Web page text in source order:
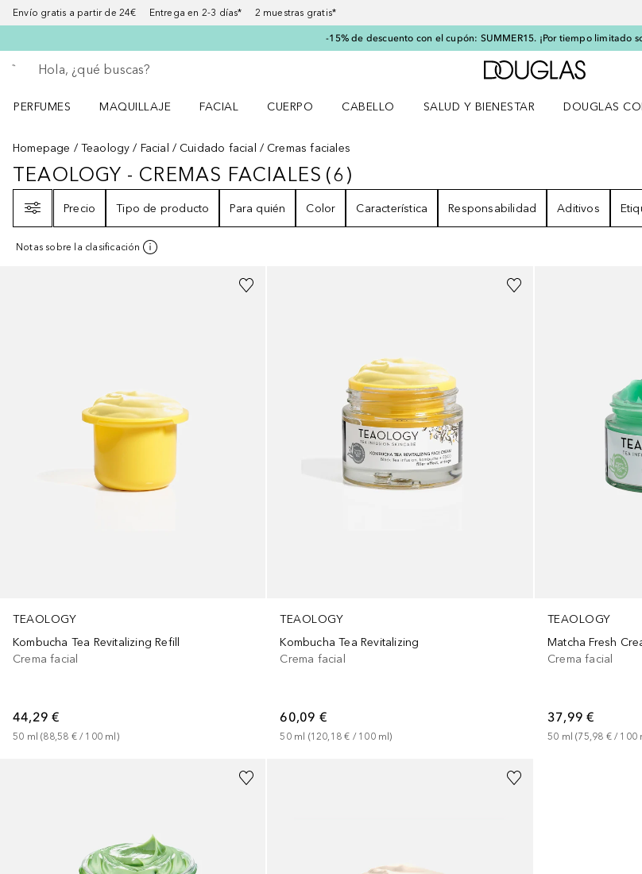
Envío gratis a partir de 24€ Entrega en 2-3 días* 2 muestras gratis*
-15% de descuento con el cupón: SUMMER15. ¡Por tiempo limitado
Regresar
Ejecutar búsqueda
A Douglas
PERFUMES
MAQUILLAJE
FACIAL
CUERPO
CABELLO
SALUD Y BIENESTAR
DOUGLAS
Homepage
Teaology Facial Cuidado facial Cremas faciales
TEAOLOGY - CREMAS FACIALES6RESULTADOS
TEAOLOGY - CREMAS FACIALES (6 )
Precio
Tipo de producto Para quién Color Característica Responsabilidad Aditivos
Notas sobre la clasificación
TEAOLOGY
Kombucha Tea Revitalizing Refill
Crema facial
44,29 €
50 ml (88,58 € / 100 ml )
TEAOLOGY
Kombucha Tea Revitalizing
Crema facial
60,09 €
50 ml (120,18 € / 100 ml)
TEAOLOGY
Matcha Fresh
Crema facial
37,99 €
50 ml (75,98 € / 100